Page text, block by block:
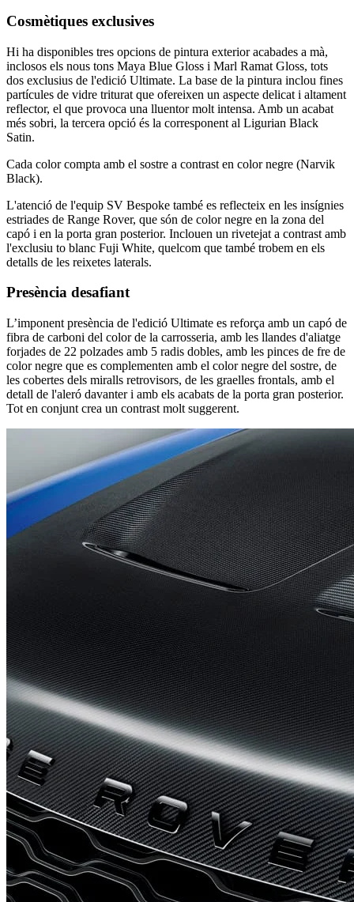
Cosmètiques exclusives
Hi ha disponibles tres opcions de pintura exterior acabades a mà,
inclosos els nous tons Maya Blue Gloss i Marl Ramat Gloss, tots
dos exclusius de l'edició Ultimate. La base de la pintura inclou fines
partícules de vidre triturat que ofereixen un aspecte delicat i altament
reflector, el que provoca una lluentor molt intensa. Amb un acabat
més sobri, la tercera opció és la corresponent al Ligurian Black
Satin.
Cada color compta amb el sostre a contrast en color negre (Narvik
Black).
L'atenció de l'equip SV Bespoke també es reflecteix en les insígnies
estriades de Range Rover, que són de color negre en la zona del
capó i en la porta gran posterior. Inclouen un rivetejat a contrast amb
l'exclusiu to blanc Fuji White, quelcom que també trobem en els
detalls de les reixetes laterals.
Presència desafiant
L’imponent presència de l'edició Ultimate es reforça amb un capó de
fibra de carboni del color de la carrosseria, amb les llandes d'aliatge
forjades de 22 polzades amb 5 radis dobles, amb les pinces de fre de
color negre que es complementen amb el color negre del sostre, de
les cobertes dels miralls retrovisors, de les graelles frontals, amb el
detall de l'aleró davanter i amb els acabats de la porta gran posterior.
Tot en conjunt crea un contrast molt suggerent.